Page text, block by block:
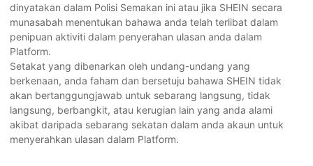
dinyatakan dalam Polisi Semakan ini atau jika SHEIN secara
munasabah menentukan bahawa anda telah terlibat dalam
penipuan aktiviti dalam penyerahan ulasan anda dalam
Platform.
Setakat yang dibenarkan oleh undang-undang yang
berkenaan, anda faham dan bersetuju bahawa SHEIN tidak
akan bertanggungjawab untuk sebarang langsung, tidak
langsung, berbangkit, atau kerugian lain yang anda alami
akibat daripada sebarang sekatan dalam anda akaun untuk
menyerahkan ulasan dalam Platform.